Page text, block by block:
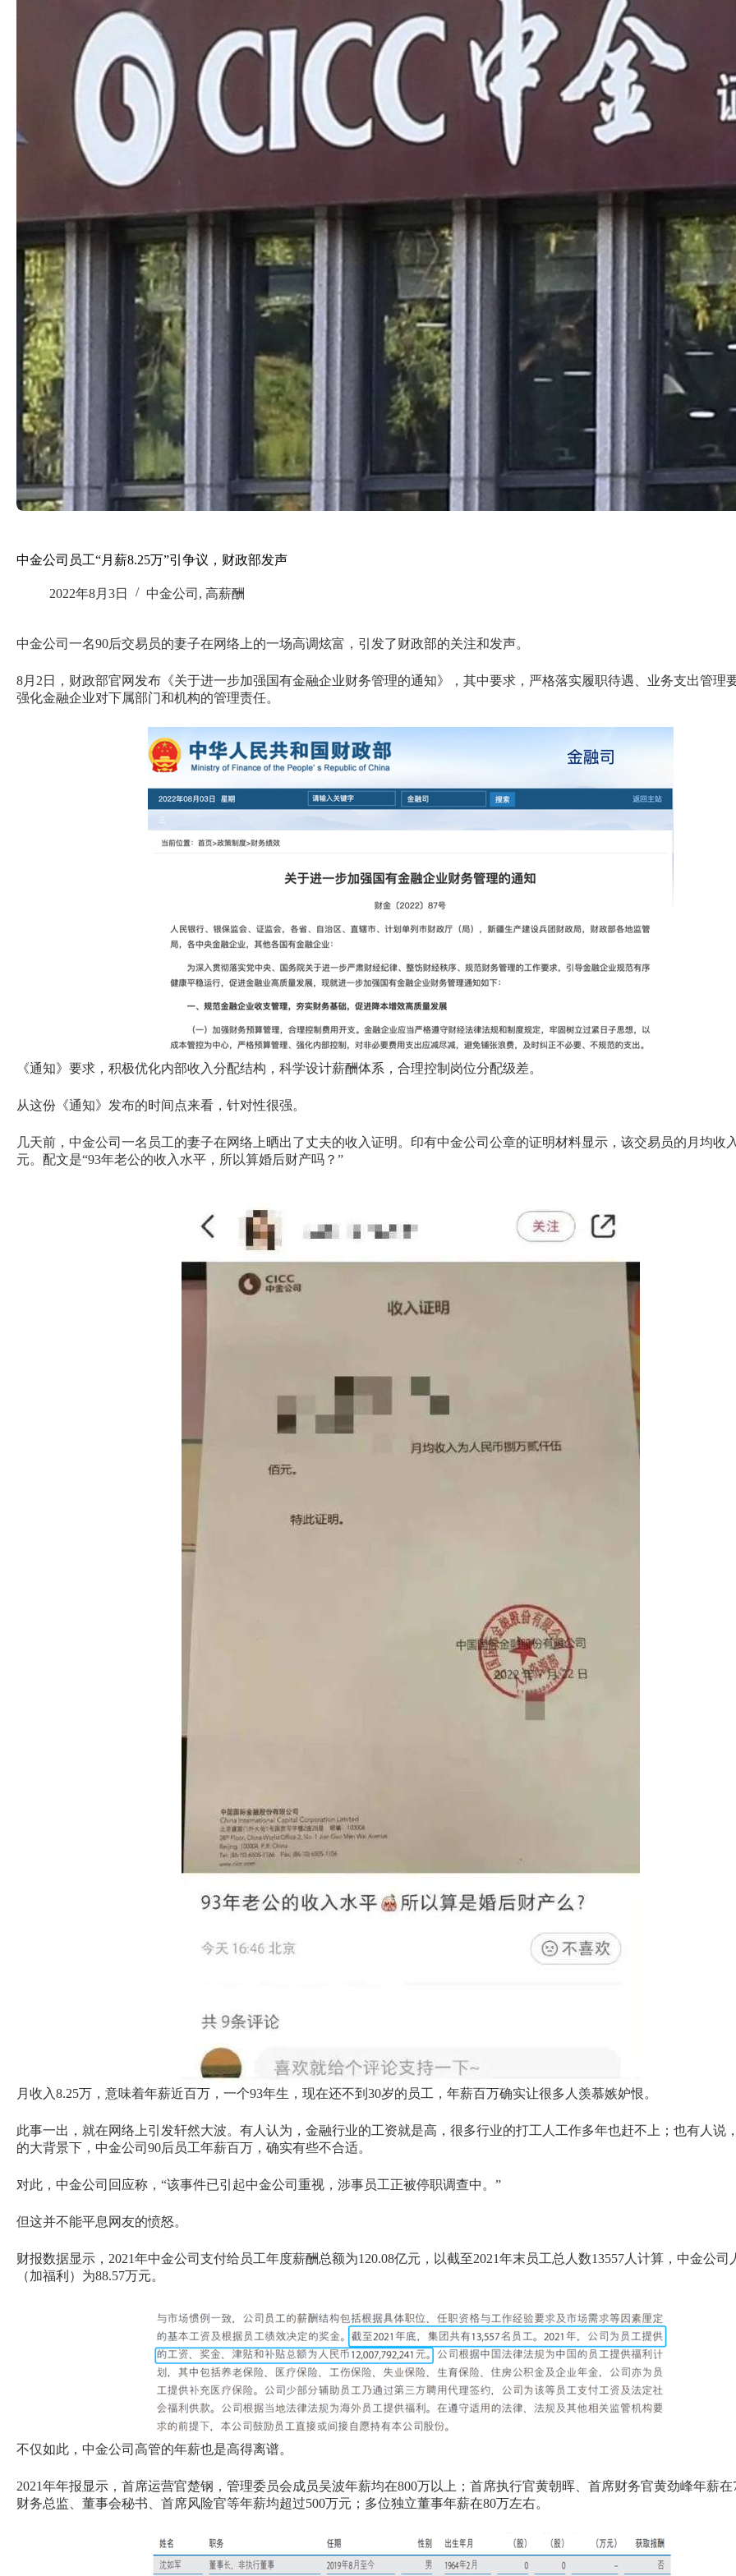
中金公司员工“月薪8.25万”引争议，财政部发声
2022年8月3日 中金公司 , 高薪酬
中金公司一名90后交易员的妻子在网络上的一场高调炫富，引发了财政部的关注和发声。
8月2日，财政部官网发布《关于进一步加强国有金融企业财务管理的通知》，其中要求，严格落实履职待遇、业务支出管理
强化金融企业对下属部门和机构的管理责任。
《通知》要求，积极优化内部收入分配结构，科学设计薪酬体系，合理控制岗位分配级差。
从这份《通知》发布的时间点来看，针对性很强。
几天前，中金公司一名员工的妻子在网络上晒出了丈夫的收入证明。印有中金公司公章的证明材料显示，该交易员的月均收
元。配文是“93年老公的收入水平，所以算婚后财产吗？”
月收入8.25万，意味着年薪近百万，一个93年生，现在还不到30岁的员工，年薪百万确实让很多人羡慕嫉妒恨。
此事一出，就在网络上引发轩然大波。有人认为，金融行业的工资就是高，很多行业的打工人工作多年也赶不上；也有人说
的大背景下，中金公司90后员工年薪百万，确实有些不合适。
对此，中金公司回应称，“该事件已引起中金公司重视，涉事员工正被停职调查中。”
但这并不能平息网友的愤怒。
财报数据显示，2021年中金公司支付给员工年度薪酬总额为120.08亿元，以截至2021年末员工总人数13557人计算，中金公司
（加福利）为88.57万元。
不仅如此，中金公司高管的年薪也是高得离谱。
2021年年报显示，首席运营官楚钢，管理委员会成员吴波年薪均在800万以上；首席执行官黄朝晖、首席财务官黄劲峰年薪在
财务总监、董事会秘书、首席风险官等年薪均超过500万元；多位独立董事年薪在80万左右。